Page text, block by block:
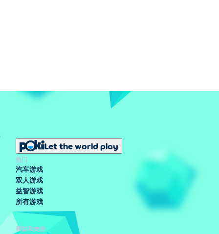
Let the world play
热门
汽车游戏
双人游戏
益智游戏
所有游戏
帮助和支持